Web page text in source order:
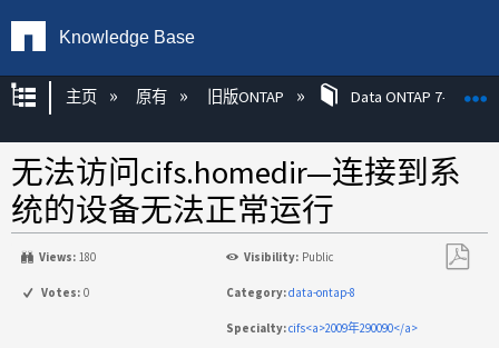
Knowledge Base
扩展/隐缩全局层次
主页 原有 旧版ONTAP Data ONTAP 7-模式
无法访问cifs.homedir—连接到系
统的设备无法正常运行
Views: 180 Visibility: Public
Votes: 0 Category:data-ontap-8
Specialty:cifs<a>2009年290090</a>